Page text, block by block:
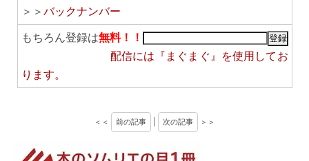
＞＞ バックナンバー
もちろん登録は無料！！
配信には 『まぐまぐ』 を使用してお
ります。
＜＜ 前の記事 次の記事 ＞＞